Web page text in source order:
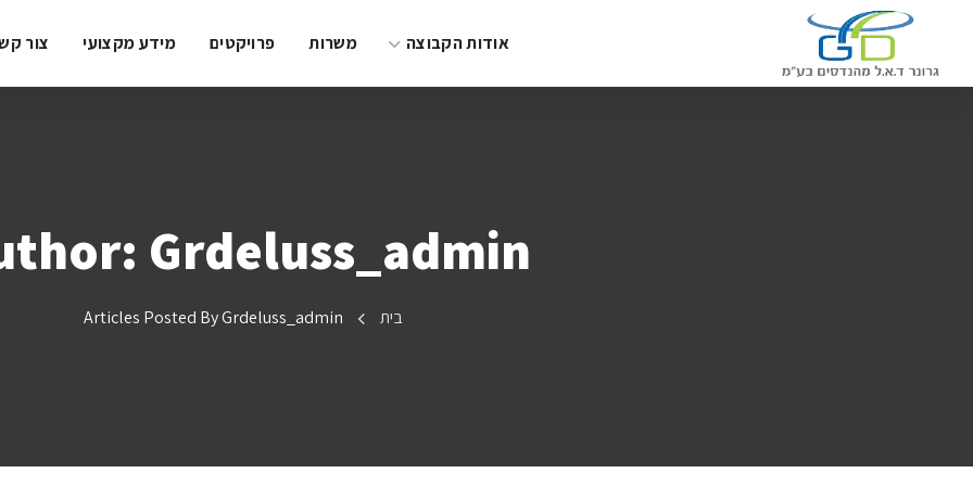
אודות הקבוצה משרות פרויקטים מידע מקצועי צור
Grdeluss_admin
בית Articles Posted By Grdeluss_admin